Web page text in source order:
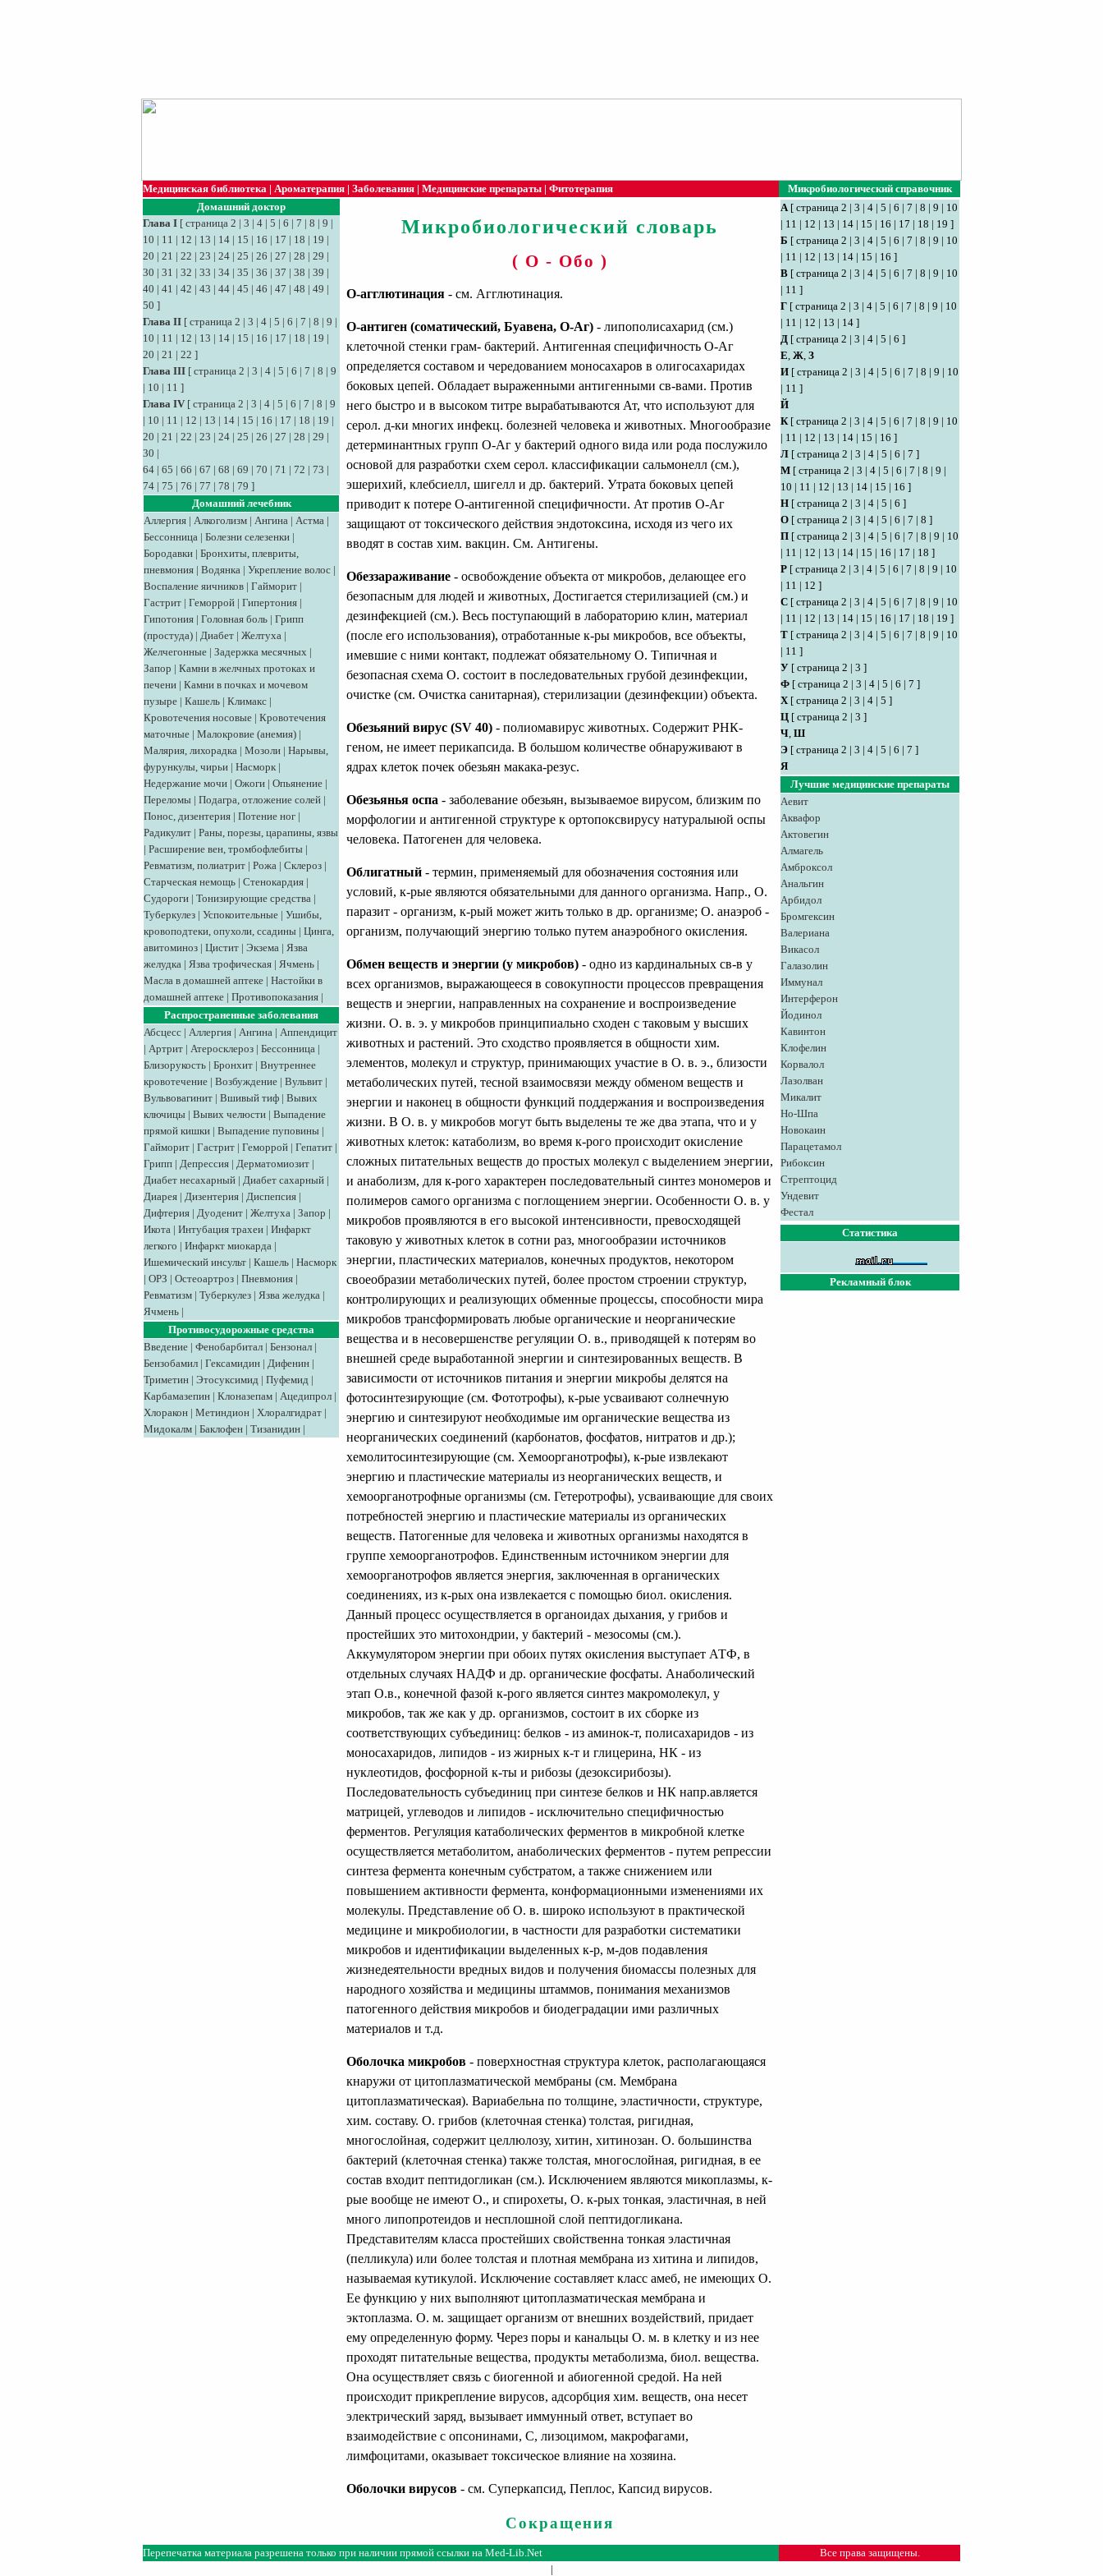
Медицинская библиотека | Ароматерапия | Заболевания | Медицинские препараты | Фитотерапия
Микробиологический справочник
Домашний доктор
Глава I [ страница 2 | 3 | 4 | 5 | 6 | 7 | 8 | 9 |
10 | 11 | 12 | 13 | 14 | 15 | 16 | 17 | 18 | 19 |
20 | 21 | 22 | 23 | 24 | 25 | 26 | 27 | 28 | 29 |
30 | 31 | 32 | 33 | 34 | 35 | 36 | 37 | 38 | 39 |
40 | 41 | 42 | 43 | 44 | 45 | 46 | 47 | 48 | 49 |
50 ]
Глава II [ страница 2 | 3 | 4 | 5 | 6 | 7 | 8 | 9 |
10 | 11 | 12 | 13 | 14 | 15 | 16 | 17 | 18 | 19 |
20 | 21 | 22 ]
Глава III [ страница 2 | 3 | 4 | 5 | 6 | 7 | 8 | 9
| 10 | 11 ]
Глава IV [ страница 2 | 3 | 4 | 5 | 6 | 7 | 8 | 9
| 10 | 11 | 12 | 13 | 14 | 15 | 16 | 17 | 18 | 19 |
20 | 21 | 22 | 23 | 24 | 25 | 26 | 27 | 28 | 29 |
30 |
64 | 65 | 66 | 67 | 68 | 69 | 70 | 71 | 72 | 73 |
74 | 75 | 76 | 77 | 78 | 79 ]
Домашний лечебник
Аллергия | Алкоголизм | Ангина | Астма |
Бессонница | Болезни селезенки |
Бородавки | Бронхиты, плевриты,
пневмония | Водянка | Укрепление волос |
Воспаление яичников | Гайморит |
Гастрит | Геморрой | Гипертония |
Гипотония | Головная боль | Грипп
(простуда) | Диабет | Желтуха |
Желчегонные | Задержка месячных |
Запор | Камни в желчных протоках и
печени | Камни в почках и мочевом
пузыре | Кашель | Климакс |
Кровотечения носовые | Кровотечения
маточные | Малокровие (анемия) |
Малярия, лихорадка | Мозоли | Нарывы,
фурункулы, чирьи | Насморк |
Недержание мочи | Ожоги | Опьянение |
Переломы | Подагра, отложение солей |
Понос, дизентерия | Потение ног |
Радикулит | Раны, порезы, царапины, язвы
| Расширение вен, тромбофлебиты |
Ревматизм, полиатрит | Рожа | Склероз |
Старческая немощь | Стенокардия |
Судороги | Тонизирующие средства |
Туберкулез | Успокоительные | Ушибы,
кровоподтеки, опухоли, ссадины | Цинга,
авитоминоз | Цистит | Экзема | Язва
желудка | Язва трофическая | Ячмень |
Масла в домашней аптеке | Настойки в
домашней аптеке | Противопоказания |
Распространенные заболевания
Абсцесс | Аллергия | Ангина | Аппендицит
| Артрит | Атеросклероз | Бессонница |
Близорукость | Бронхит | Внутреннее
кровотечение | Возбуждение | Вульвит |
Вульвовагинит | Вшивый тиф | Вывих
ключицы | Вывих челюсти | Выпадение
прямой кишки | Выпадение пуповины |
Гайморит | Гастрит | Геморрой | Гепатит |
Грипп | Депрессия | Дерматомиозит |
Диабет несахарный | Диабет сахарный |
Диарея | Дизентерия | Диспепсия |
Дифтерия | Дуоденит | Желтуха | Запор |
Икота | Интубация трахеи | Инфаркт
легкого | Инфаркт миокарда |
Ишемический инсульт | Кашель | Насморк
| ОРЗ | Остеоартроз | Пневмония |
Ревматизм | Туберкулез | Язва желудка |
Ячмень |
Противосудорожные средства
Введение | Фенобарбитал | Бензонал |
Бензобамил | Гексамидин | Дифенин |
Триметин | Этосуксимид | Пуфемид |
Карбамазепин | Клоназепам | Ацедипрол |
Хлоракон | Метиндион | Хлоралгидрат |
Мидокалм | Баклофен | Тизанидин |
Микробиологический словарь
( О - Обо )
О-агглютинация - см. Агглютинация.
О-антиген (соматический, Буавена, О-Аг) - липополисахарид (см.)
клеточной стенки грам- бактерий. Антигенная специфичность О-Аг
определяется составом и чередованием моносахаров в олигосахаридах
боковых цепей. Обладает выраженными антигенными св-вами. Против
него быстро и в высоком титре вырабатываются Ат, что используют для
серол. д-ки многих инфекц. болезней человека и животных. Многообразие
детерминантных групп О-Аг у бактерий одного вида или рода послужило
основой для разработки схем серол. классификации сальмонелл (см.),
эшерихий, клебсиелл, шигелл и др. бактерий. Утрата боковых цепей
приводит к потере О-антигенной специфичности. Ат против О-Аг
защищают от токсического действия эндотоксина, исходя из чего их
вводят в состав хим. вакцин. См. Антигены.
Обеззараживание - освобождение объекта от микробов, делающее его
безопасным для людей и животных, Достигается стерилизацией (см.) и
дезинфекцией (см.). Весь поступающий в лабораторию клин, материал
(после его использования), отработанные к-ры микробов, все объекты,
имевшие с ними контакт, подлежат обязательному О. Типичная и
безопасная схема О. состоит в последовательных грубой дезинфекции,
очистке (см. Очистка санитарная), стерилизации (дезинфекции) объекта.
Обезьяний вирус (SV 40) - полиомавирус животных. Содержит РНК-
геном, не имеет перикапсида. В большом количестве обнаруживают в
ядрах клеток почек обезьян макака-резус.
Обезьянья оспа - заболевание обезьян, вызываемое вирусом, близким по
морфологии и антигенной структуре к ортопоксвирусу натуралыюй оспы
человека. Патогенен для человека.
Облигатный - термин, применяемый для обозначения состояния или
условий, к-рые являются обязательными для данного организма. Напр., О.
паразит - организм, к-рый может жить только в др. организме; О. анаэроб -
организм, получающий энергию только путем анаэробного окисления.
Обмен веществ и энергии (у микробов) - одно из кардинальных св-в у
всех организмов, выражающееся в совокупности процессов превращения
веществ и энергии, направленных на сохранение и воспроизведение
жизни. О. в. э. у микробов принципиально сходен с таковым у высших
животных и растений. Это сходство проявляется в общности хим.
элементов, молекул и структур, принимающих участие в О. в. э., близости
метаболических путей, тесной взаимосвязи между обменом веществ и
энергии и наконец в общности функций поддержания и воспроизведения
жизни. В О. в. у микробов могут быть выделены те же два этапа, что и у
животных клеток: катаболизм, во время к-рого происходит окисление
сложных питательных веществ до простых молекул с выделением энергии,
и анаболизм, для к-рого характерен последовательный синтез мономеров и
полимеров самого организма с поглощением энергии. Особенности О. в. у
микробов проявляются в его высокой интенсивности, превосходящей
таковую у животных клеток в сотни раз, многообразии источников
энергии, пластических материалов, конечных продуктов, некотором
своеобразии метаболических путей, более простом строении структур,
контролирующих и реализующих обменные процессы, способности мира
микробов трансформировать любые органические и неорганические
вещества и в несовершенстве регуляции О. в., приводящей к потерям во
внешней среде выработанной энергии и синтезированных веществ. В
зависимости от источников питания и энергии микробы делятся на
фотосинтезирующие (см. Фототрофы), к-рые усваивают солнечную
энергию и синтезируют необходимые им органические вещества из
неорганических соединений (карбонатов, фосфатов, нитратов и др.);
хемолитосинтезирующие (см. Хемоорганотрофы), к-рые извлекают
энергию и пластические материалы из неорганических веществ, и
хемоорганотрофные организмы (см. Гетеротрофы), усваивающие для своих
потребностей энергию и пластические материалы из органических
веществ. Патогенные для человека и животных организмы находятся в
группе хемоорганотрофов. Единственным источником энергии для
хемоорганотрофов является энергия, заключенная в органических
соединениях, из к-рых она извлекается с помощью биол. окисления.
Данный процесс осуществляется в органоидах дыхания, у грибов и
простейших это митохондрии, у бактерий - мезосомы (см.).
Аккумулятором энергии при обоих путях окисления выступает АТФ, в
отдельных случаях НАДФ и др. органические фосфаты. Анаболический
этап О.в., конечной фазой к-рого является синтез макромолекул, у
микробов, так же как у др. организмов, состоит в их сборке из
соответствующих субъединиц: белков - из аминок-т, полисахаридов - из
моносахаридов, липидов - из жирных к-т и глицерина, НК - из
нуклеотидов, фосфорной к-ты и рибозы (дезоксирибозы).
Последовательность субъединиц при синтезе белков и НК напр.авляется
матрицей, углеводов и липидов - исключительно специфичностью
ферментов. Регуляция катаболических ферментов в микробной клетке
осуществляется метаболитом, анаболических ферментов - путем репрессии
синтеза фермента конечным субстратом, а также снижением или
повышением активности фермента, конформационными изменениями их
молекулы. Представление об О. в. широко используют в практической
медицине и микробиологии, в частности для разработки систематики
микробов и идентификации выделенных к-р, м-дов подавления
жизнедеятельности вредных видов и получения биомассы полезных для
народного хозяйства и медицины штаммов, понимания механизмов
патогенного действия микробов и биодеградации ими различных
материалов и т.д.
Оболочка микробов - поверхностная структура клеток, располагающаяся
кнаружи от цитоплазматической мембраны (см. Мембрана
цитоплазматическая). Вариабельна по толщине, эластичности, структуре,
хим. составу. О. грибов (клеточная стенка) толстая, ригидная,
многослойная, содержит целлюлозу, хитин, хитинозан. О. большинства
бактерий (клеточная стенка) также толстая, многослойная, ригидная, в ее
состав входит пептидогликан (см.). Исключением являются микоплазмы, к-
рые вообще не имеют О., и спирохеты, О. к-рых тонкая, эластичная, в ней
много липопротеидов и несплошной слой пептидогликана.
Представителям класса простейших свойственна тонкая эластичная
(пелликула) или более толстая и плотная мембрана из хитина и липидов,
называемая кутикулой. Исключение составляет класс амеб, не имеющих О.
Ее функцию у них выполняют цитоплазматическая мембрана и
эктоплазма. О. м. защищает организм от внешних воздействий, придает
ему определенную форму. Через поры и канальцы О. м. в клетку и из нее
проходят питательные вещества, продукты метаболизма, биол. вещества.
Она осуществляет связь с биогенной и абиогенной средой. На ней
происходит прикрепление вирусов, адсорбция хим. веществ, она несет
электрический заряд, вызывает иммунный ответ, вступает во
взаимодействие с опсонинами, С, лизоцимом, макрофагами,
лимфоцитами, оказывает токсическое влияние на хозяина.
Оболочки вирусов - см. Суперкапсид, Пеплос, Капсид вирусов.
Сокращения
А[ страница 2 | 3 | 4 | 5 | 6 | 7 | 8 | 9 | 10
| 11 | 12 | 13 | 14 | 15 | 16 | 17 | 18 | 19 ]
Б [ страница 2 | 3 | 4 | 5 | 6 | 7 | 8 | 9 | 10
| 11 | 12 | 13 | 14 | 15 | 16 ]
В [ страница 2 | 3 | 4 | 5 | 6 | 7 | 8 | 9 | 10
| 11 ]
Г [ страница 2 | 3 | 4 | 5 | 6 | 7 | 8 | 9 | 10
| 11 | 12 | 13 | 14 ]
Д [ страница 2 | 3 | 4 | 5 | 6 ]
Е, Ж, З
И [ страница 2 | 3 | 4 | 5 | 6 | 7 | 8 | 9 | 10
| 11 ]
Й
К[ страница 2 | 3 | 4 | 5 | 6 | 7 | 8 | 9 | 10
| 11 | 12 | 13 | 14 | 15 | 16 ]
Л [ страница 2 | 3 | 4 | 5 | 6 | 7 ]
М [ страница 2 | 3 | 4 | 5 | 6 | 7 | 8 | 9 |
10 | 11 | 12 | 13 | 14 | 15 | 16 ]
Н [ страница 2 | 3 | 4 | 5 | 6 ]
О [ страница 2 | 3 | 4 | 5 | 6 | 7 | 8 ]
П [ страница 2 | 3 | 4 | 5 | 6 | 7 | 8 | 9 | 10
| 11 | 12 | 13 | 14 | 15 | 16 | 17 | 18 ]
Р [ страница 2 | 3 | 4 | 5 | 6 | 7 | 8 | 9 | 10
| 11 | 12 ]
С [ страница 2 | 3 | 4 | 5 | 6 | 7 | 8 | 9 | 10
| 11 | 12 | 13 | 14 | 15 | 16 | 17 | 18 | 19 ]
Т [ страница 2 | 3 | 4 | 5 | 6 | 7 | 8 | 9 | 10
| 11 ]
У [ страница 2 | 3 ]
Ф [ страница 2 | 3 | 4 | 5 | 6 | 7 ]
Х[ страница 2 | 3 | 4 | 5 ]
Ц [ страница 2 | 3 ]
Ч, Ш
Э [ страница 2 | 3 | 4 | 5 | 6 | 7 ]
Я
Лучшие медицинские препараты
Аевит
Аквафор
Актовегин
Алмагель
Амброксол
Анальгин
Арбидол
Бромгексин
Валериана
Викасол
Галазолин
Иммунал
Интерферон
Йодинол
Кавинтон
Клофелин
Корвалол
Лазолван
Микалит
Но-Шпа
Новокаин
Парацетамол
Рибоксин
Стрептоцид
Ундевит
Фестал
Статистика
Рекламный блок
Перепечатка материала разрешена только при наличии прямой ссылки на Med-Lib.Net
Все права защищены.
|